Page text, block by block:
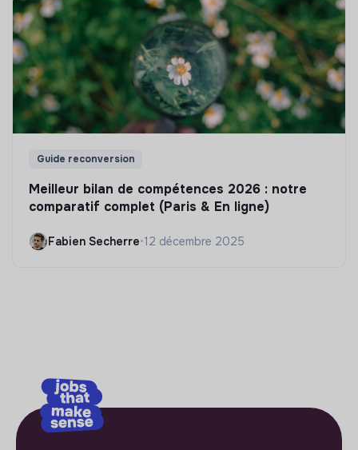
Guide reconversion
Meilleur bilan de compétences 2026 : notre
comparatif complet (Paris & En ligne)
Fabien Secherre•12 décembre 2025